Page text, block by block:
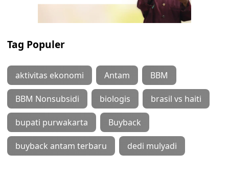
Tag Populer
aktivitas ekonomi Antam BBM
BBM Nonsubsidi biologis brasil vs haiti
bupati purwakarta Buyback
buyback antam terbaru dedi mulyadi